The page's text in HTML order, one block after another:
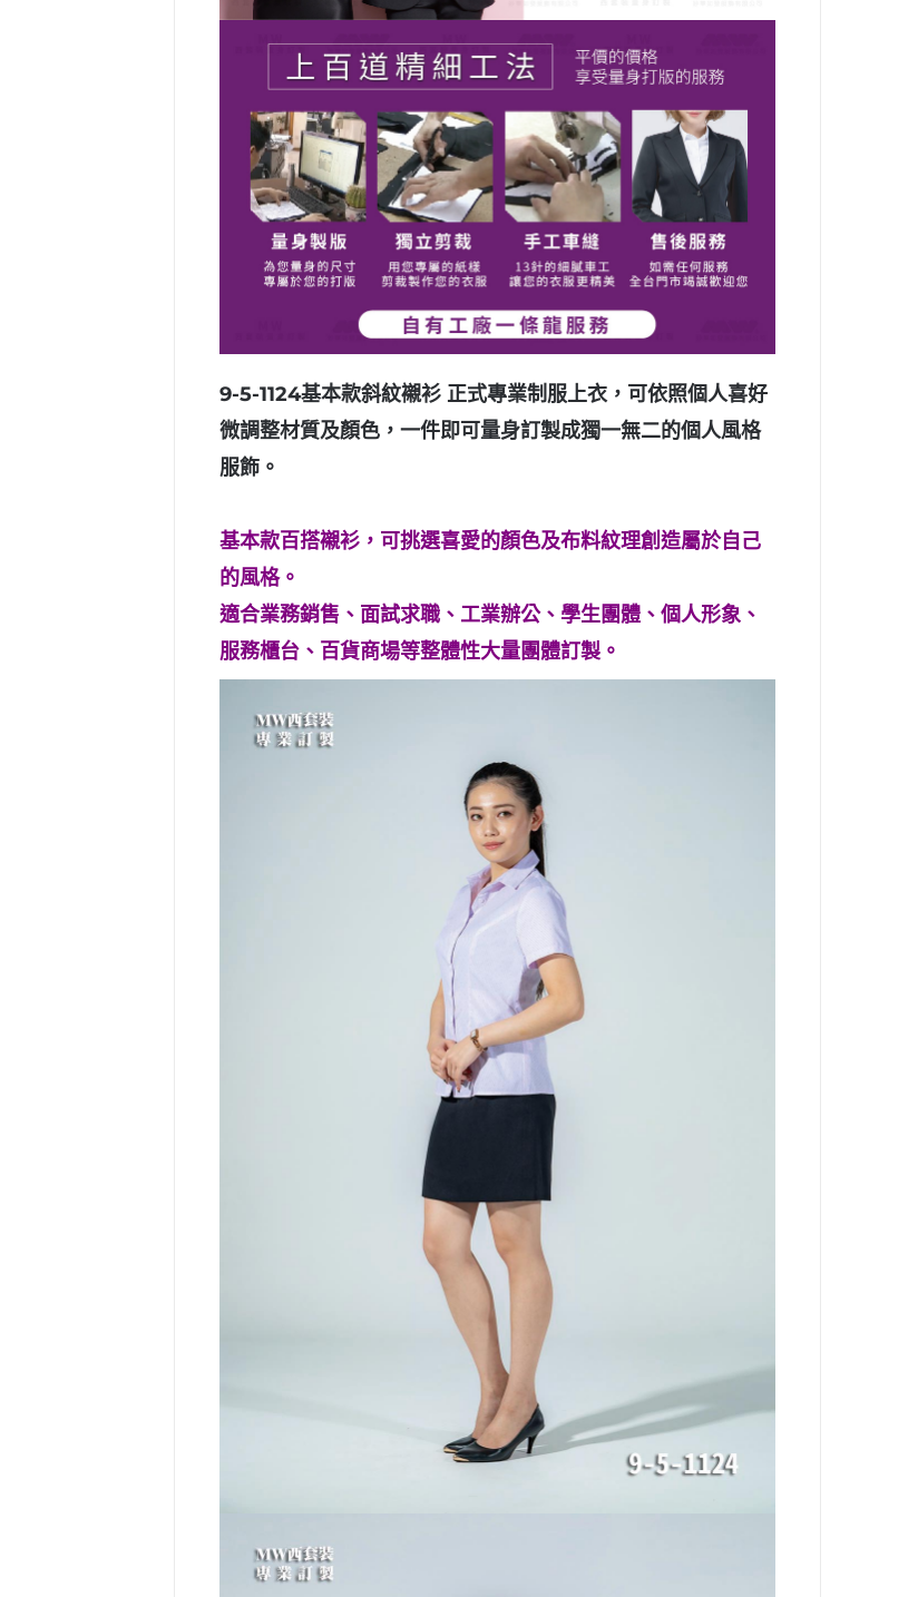
9-5-1124基本款斜紋襯衫 正式專業制服上衣，可依照個人喜好
微調整材質及顏色，一件即可量身訂製成獨一無二的個人風格
服飾。
基本款百搭襯衫，可挑選喜愛的顏色及布料紋理創造屬於自己
的風格。
適合業務銷售、面試求職、工業辦公、學生團體、個人形象 、
服務櫃台、百貨商場等整體性大量團體訂製。